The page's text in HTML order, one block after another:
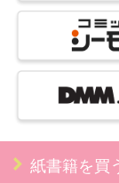
紙書籍を買